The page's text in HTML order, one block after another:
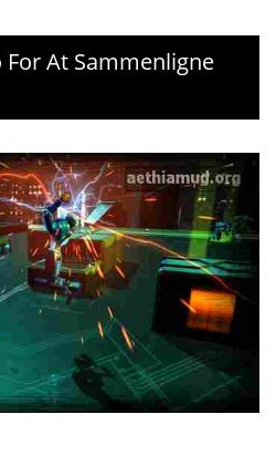
At Sammenligne